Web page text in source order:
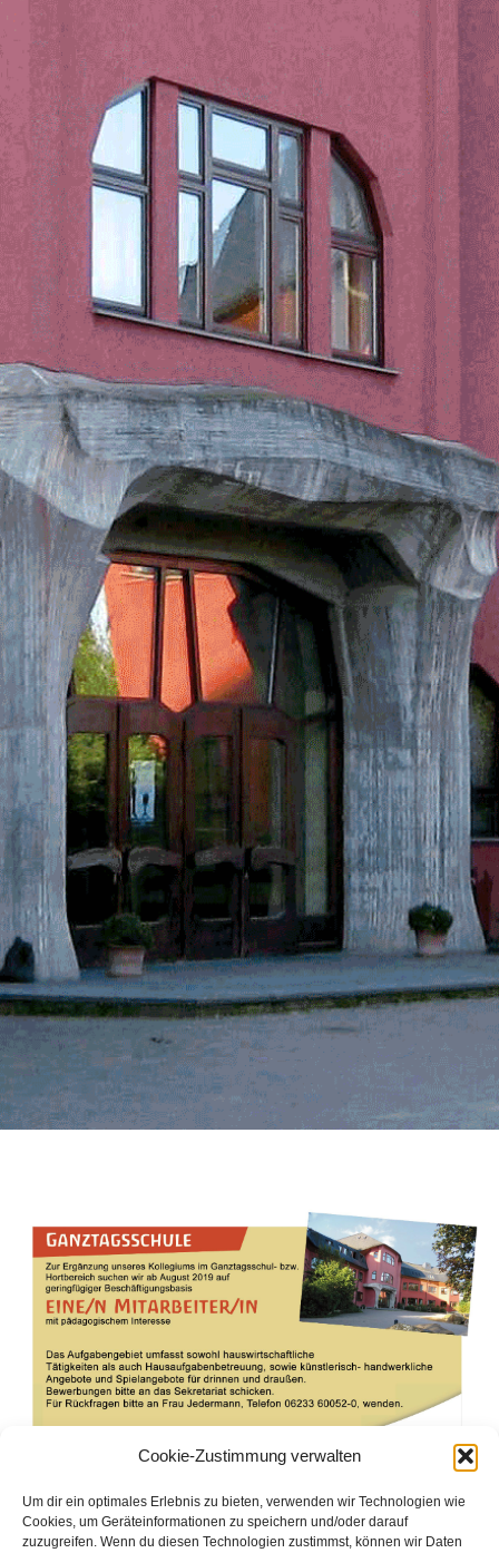
Cookie-Zustimmung verwalten
Um dir ein optimales Erlebnis zu bieten, verwenden wir Technologien wie
Cookies, um Geräteinformationen zu speichern und/oder darauf
zuzugreifen. Wenn du diesen Technologien zustimmst, können wir Daten